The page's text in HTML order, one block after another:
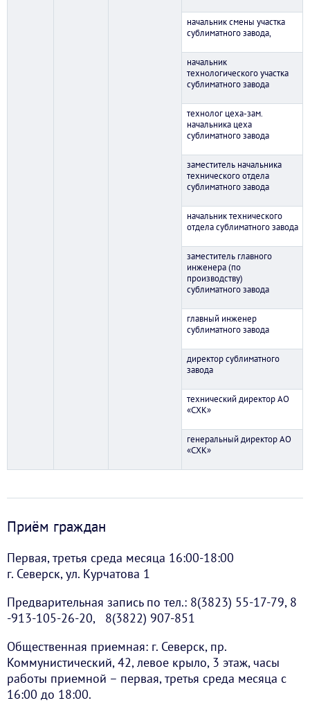
начальник смены участка
сублиматного завода,
начальник
технологического участка
сублиматного завода
технолог цеха-зам.
начальника цеха
сублиматного завода
заместитель начальника
технического отдела
сублиматного завода
начальник технического
отдела сублиматного завода
заместитель главного
инженера (по
производству)
сублиматного завода
главный инженер
сублиматного завода
директор сублиматного
завода
технический директор АО
«СХК»
генеральный директор АО
«СХК»
Приём граждан
Первая, третья среда месяца 16:00-18:00
г. Северск, ул. Курчатова 1
Предварительная запись по тел.: 8(3823) 55-17-79, 8
-913-105-26-20, 8(3822) 907-851
Общественная приемная: г. Северск, пр.
Коммунистический, 42, левое крыло, 3 этаж, часы
работы приемной – первая, третья среда месяца с
16:00 до 18:00.